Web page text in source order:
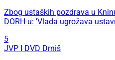
Zbog ustaških pozdrava u
DORH-u: 'Vlada ugrožava
5
JVP I DVD Drniš